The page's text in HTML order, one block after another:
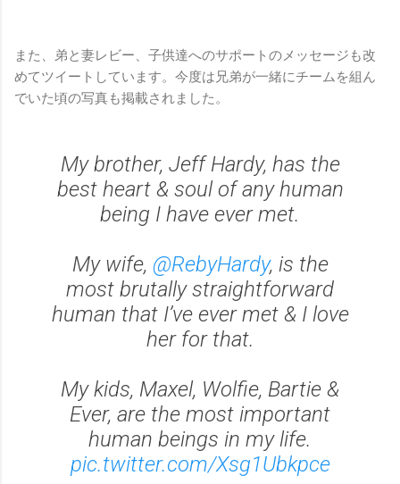
また、弟と妻レビー、子供達へのサポートのメッセージも改
めてツイートしています。今度は兄弟が一緒にチームを組ん
でいた頃の写真も掲載されました。
My brother, Jeff Hardy, has the
best heart & soul of any human
being I have ever met.
My wife, @RebyHardy, is the
most brutally straightforward
human that I’ve ever met & I love
her for that.
My kids, Maxel, Wolfie, Bartie &
Ever, are the most important
human beings in my life.
pic.twitter.com/Xsg1Ubkpce